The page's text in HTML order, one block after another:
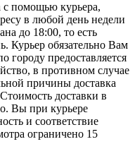
с помощью курьера,
в любой день недели
до 18:00, то есть
Курьер обязательно Вам
городу предоставляется
в противном случае
причины доставка
доставки в
Вы при курьере
и соответствие
ограничено 15